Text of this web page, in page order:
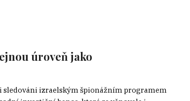
úroveň jako
sledováni izraelským špionážním programem